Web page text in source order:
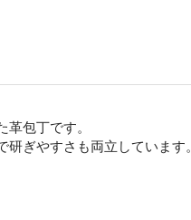
包丁です。
ぎやすさも両立しています。